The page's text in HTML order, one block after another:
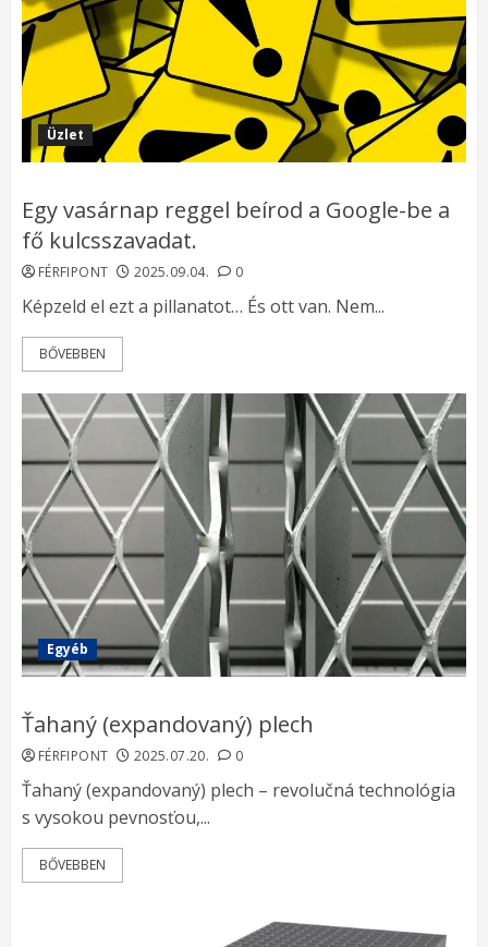
Üzlet
Egy vasárnap reggel beírod a Google-be a
fő kulcsszavadat.
FÉRFIPONT 2025.09.04. 0
Képzeld el ezt a pillanatot… És ott van. Nem...
BŐVEBBEN
Egyéb
Ťahaný (expandovaný) plech
FÉRFIPONT 2025.07.20. 0
Ťahaný (expandovaný) plech – revolučná technológia
s vysokou pevnosťou,...
BŐVEBBEN